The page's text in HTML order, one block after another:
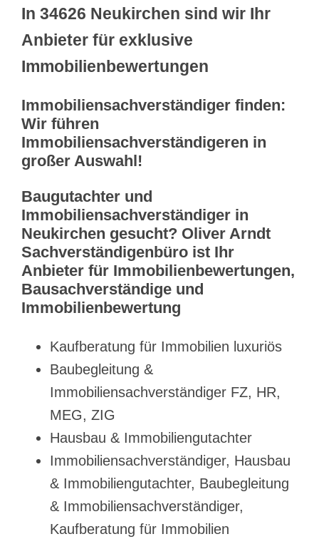
In 34626 Neukirchen sind wir Ihr
Anbieter für exklusive
Immobilienbewertungen
Immobiliensachverständiger finden:
Wir führen
Immobiliensachverständigeren in
großer Auswahl!
Baugutachter und
Immobiliensachverständiger in
Neukirchen gesucht? Oliver Arndt
Sachverständigenbüro ist Ihr
Anbieter für Immobilienbewertungen,
Bausachverständige und
Immobilienbewertung
Kaufberatung für Immobilien luxuriös
Baubegleitung &
Immobiliensachverständiger FZ, HR,
MEG, ZIG
Hausbau & Immobiliengutachter
Immobiliensachverständiger, Hausbau
& Immobiliengutachter, Baubegleitung
& Immobiliensachverständiger,
Kaufberatung für Immobilien